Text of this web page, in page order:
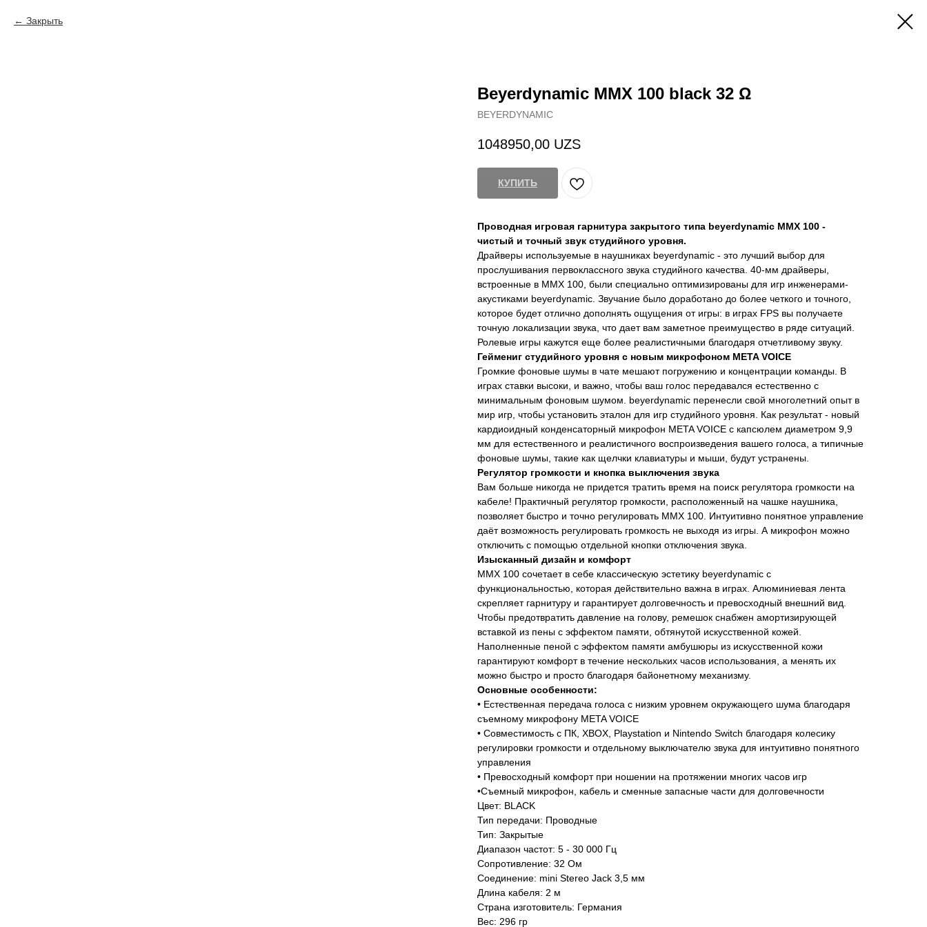
Закрыть
Beyerdynamic MMX 100 black 32 Ω
BEYERDYNAMIC
1048950,00 UZS
КУПИТЬ
Проводная игровая гарнитура закрытого типа beyerdynamic MMX 100 -
чистый и точный звук студийного уровня.
Драйверы используемые в наушниках beyerdynamic - это лучший выбор для
прослушивания первоклассного звука студийного качества. 40-мм драйверы,
встроенные в MMX 100, были специально оптимизированы для игр инженерами-
акустиками beyerdynamic. Звучание было доработано до более четкого и точного,
которое будет отлично дополнять ощущения от игры: в играх FPS вы получаете
точную локализации звука, что дает вам заметное преимущество в ряде ситуаций.
Ролевые игры кажутся еще более реалистичными благодаря отчетливому звуку.
Геймениг студийного уровня с новым микрофоном META VOICE
Громкие фоновые шумы в чате мешают погружению и концентрации команды. В
играх ставки высоки, и важно, чтобы ваш голос передавался естественно с
минимальным фоновым шумом. beyerdynamic перенесли свой многолетний опыт в
мир игр, чтобы установить эталон для игр студийного уровня. Как результат - новый
кардиоидный конденсаторный микрофон META VOICE с капсюлем диаметром 9,9
мм для естественного и реалистичного воспроизведения вашего голоса, а типичные
фоновые шумы, такие как щелчки клавиатуры и мыши, будут устранены.
Регулятор громкости и кнопка выключения звука
Вам больше никогда не придется тратить время на поиск регулятора громкости на
кабеле! Практичный регулятор громкости, расположенный на чашке наушника,
позволяет быстро и точно регулировать MMX 100. Интуитивно понятное управление
даёт возможность регулировать громкость не выходя из игры. А микрофон можно
отключить с помощью отдельной кнопки отключения звука.
Изысканный дизайн и комфорт
MMX 100 сочетает в себе классическую эстетику beyerdynamic с
функциональностью, которая действительно важна в играх. Алюминиевая лента
скрепляет гарнитуру и гарантирует долговечность и превосходный внешний вид.
Чтобы предотвратить давление на голову, ремешок снабжен амортизирующей
вставкой из пены с эффектом памяти, обтянутой искусственной кожей.
Наполненные пеной с эффектом памяти амбушюры из искусственной кожи
гарантируют комфорт в течение нескольких часов использования, а менять их
можно быстро и просто благодаря байонетному механизму.
Основные особенности:
• Естественная передача голоса с низким уровнем окружающего шума благодаря
съемному микрофону META VOICE
• Совместимость с ПК, XBOX, Playstation и Nintendo Switch благодаря колесику
регулировки громкости и отдельному выключателю звука для интуитивно понятного
управления
• Превосходный комфорт при ношении на протяжении многих часов игр
•Съемный микрофон, кабель и сменные запасные части для долговечности
Цвет: BLACK
Тип передачи: Проводные
Тип: Закрытые
Диапазон частот: 5 - 30 000 Гц
Сопротивление: 32 Ом
Соединение: mini Stereo Jack 3,5 мм
Длина кабеля: 2 м
Страна изготовитель: Германия
Вес: 296 гр